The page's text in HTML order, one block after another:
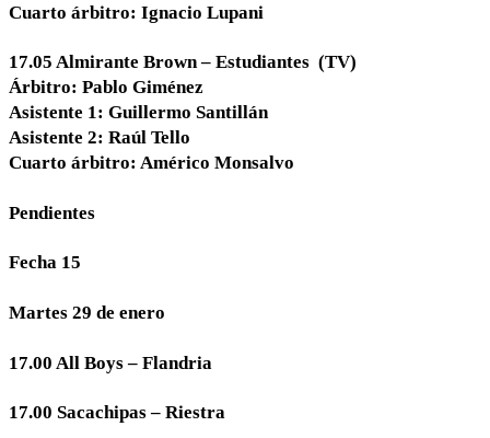
Cuarto árbitro: Ignacio Lupani
17.05 Almirante Brown – Estudiantes (TV)
Árbitro: Pablo Giménez
Asistente 1: Guillermo Santillán
Asistente 2: Raúl Tello
Cuarto árbitro: Américo Monsalvo
Pendientes
Fecha 15
Martes 29 de enero
17.00 All Boys – Flandria
17.00 Sacachipas – Riestra